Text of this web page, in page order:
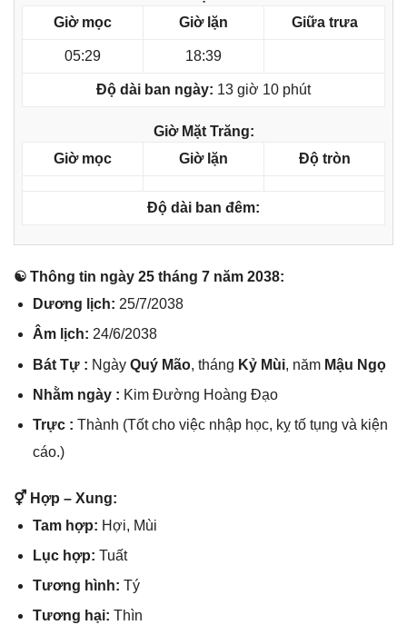
Giờ mọc
Giờ lặn Giữa trưa
05:29 18:39
Độ dài ban ngày: 13 giờ 10 phút
Giờ Mặt Trăng:
Giờ mọc
Giờ lặn Độ tròn
Độ dài ban đêm:
☯ Thônɡ tin ngày 25 thánɡ 7 năm 2038:
Dươnɡ lịch: 25/7/2038
Âm lịch: 24/6/2038
Bát Tự : Ngày Quý Mão, thánɡ Kỷ Mùi, năm Mậu Ngọ
Nhằm ngày : Kim Đườnɡ Hoànɡ Đạo
Trực : Thành (Tốt cho việc nhập học, kỵ tố tụnɡ và kiện
cáo.)
⚥ Hợp – Xung:
Tam hợp: Hợi, Mùi
Lục hợp: Tuất
Tươnɡ hình: Tý
Tươnɡ hại: Thìn